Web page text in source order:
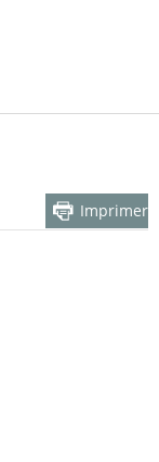
Imprimer